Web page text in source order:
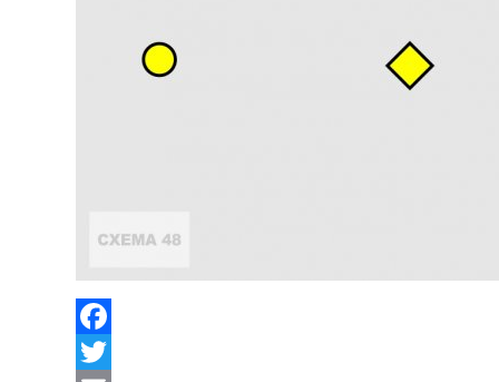
Facebook
Twitter